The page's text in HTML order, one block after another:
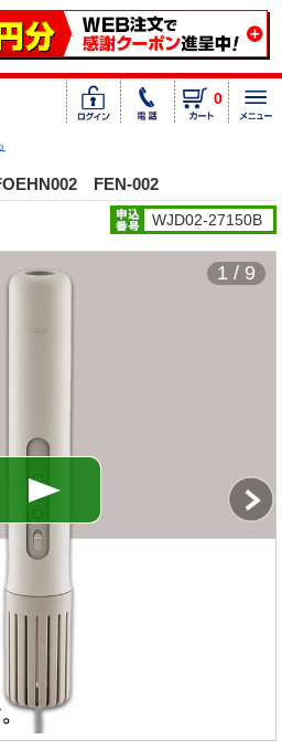
0
FEN-002
WJD02-27150B
1 / 9